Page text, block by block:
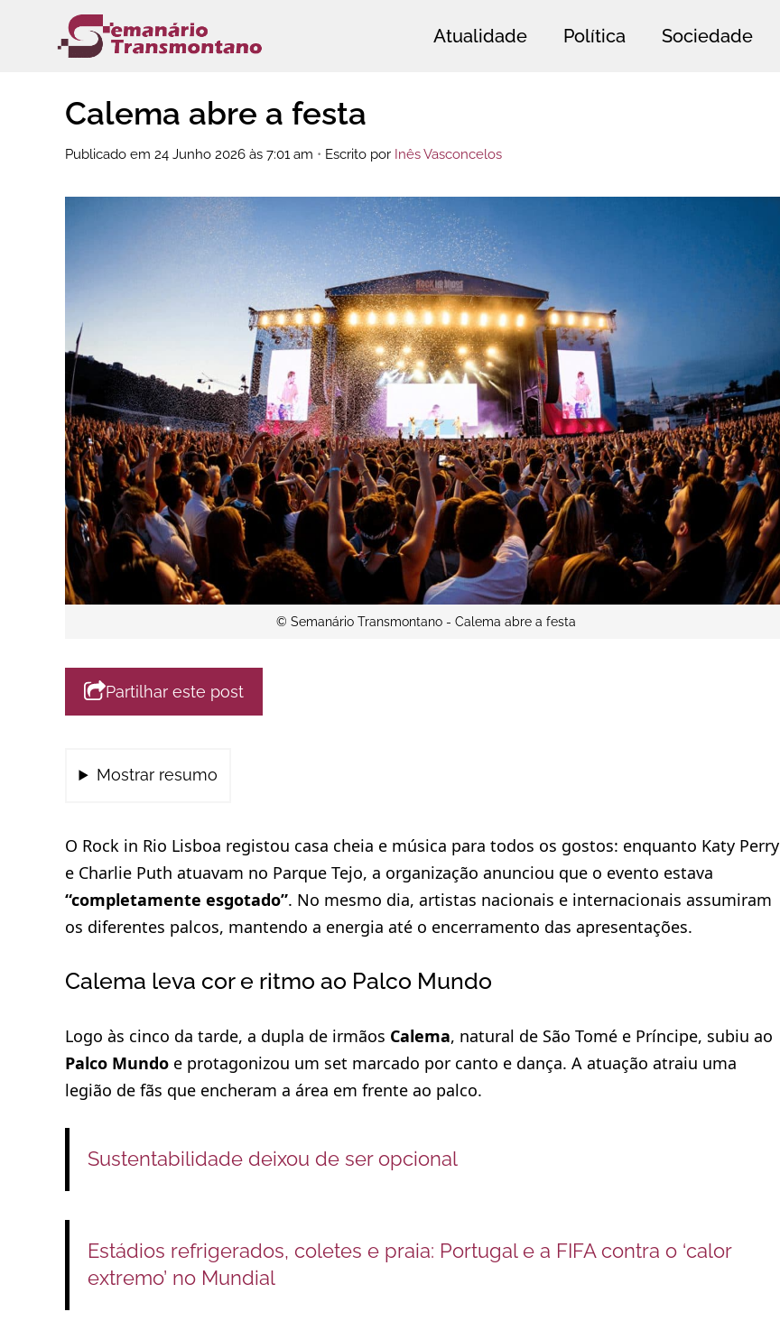
Atualidade Política Sociedade
Calema abre a festa
Publicado em 24 Junho 2026 às 7:01 am • Escrito por Inês Vasconcelos
© Semanário Transmontano - Calema abre a festa
Partilhar este post
Mostrar resumo
O Rock in Rio Lisboa registou casa cheia e música para todos os gostos: enquanto Katy Perry
e Charlie Puth atuavam no Parque Tejo, a organização anunciou que o evento estava
“completamente esgotado”. No mesmo dia, artistas nacionais e internacionais assumiram
os diferentes palcos, mantendo a energia até o encerramento das apresentações.
Calema leva cor e ritmo ao Palco Mundo
Logo às cinco da tarde, a dupla de irmãos Calema, natural de São Tomé e Príncipe, subiu ao
Palco Mundo e protagonizou um set marcado por canto e dança. A atuação atraiu uma
legião de fãs que encheram a área em frente ao palco.
Sustentabilidade deixou de ser opcional
Estádios refrigerados, coletes e praia: Portugal e a FIFA contra o ‘calor
extremo’ no Mundial